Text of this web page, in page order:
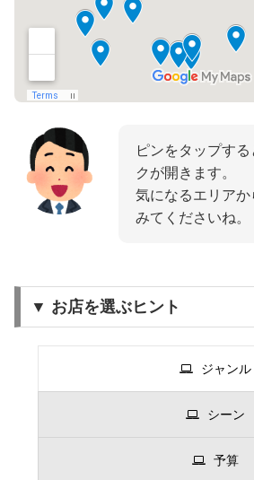
ピンをタップす
クが開きます。
気になるエリア
みてくださいね。
▼ お店を選ぶヒント
ジャンル
シーン
予算